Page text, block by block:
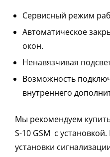
Сервисный режим
Автоматическое
окон.
Ненавязчивая
Возможность
внутреннего
Мы рекомендуем
S-10 GSM с
установки